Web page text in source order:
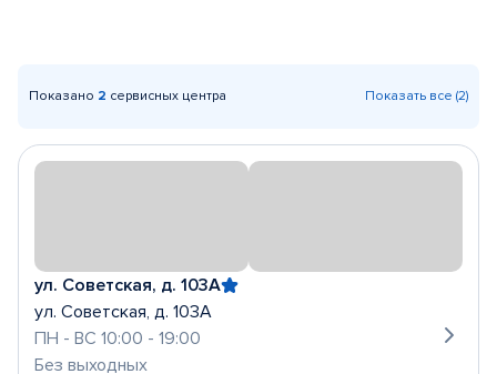
Показано 2 сервисных центра Показать все (2)
ул. Советская, д. 103А
ул. Советская, д. 103А
ПН - ВС 10:00 - 19:00
Без выходных